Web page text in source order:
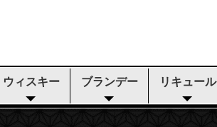
ウィスキー ブランデー リキュール